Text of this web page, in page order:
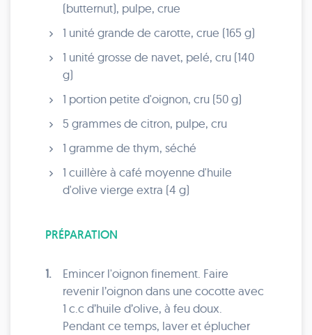
(butternut), pulpe, crue
1 unité grande de carotte, crue (165 g)
1 unité grosse de navet, pelé, cru (140
g)
1 portion petite d'oignon, cru (50 g)
5 grammes de citron, pulpe, cru
1 gramme de thym, séché
1 cuillère à café moyenne d'huile
d'olive vierge extra (4 g)
PRÉPARATION
1.
Emincer l'oignon finement. Faire
revenir l’oignon dans une cocotte avec
1 c.c d’huile d’olive, à feu doux.
Pendant ce temps, laver et éplucher